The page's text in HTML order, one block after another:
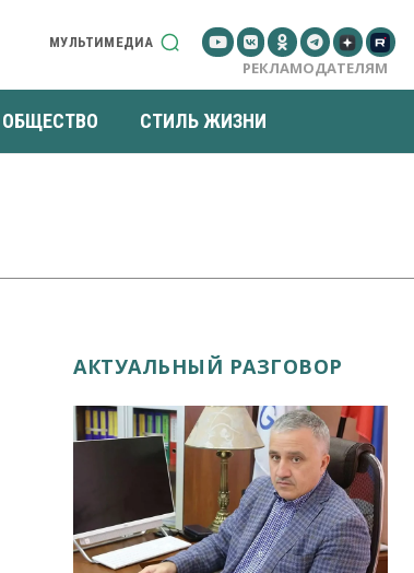
МУЛЬТИМЕДИА
РЕКЛАМОДАТЕЛЯМ
ОБЩЕСТВО СТИЛЬ ЖИЗНИ
АКТУАЛЬНЫЙ РАЗГОВОР